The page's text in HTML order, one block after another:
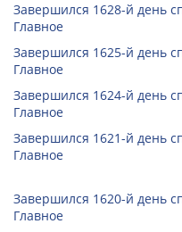
Завершился 1628-й день
Главное
Завершился 1625-й день
Главное
Завершился 1624-й день
Главное
Завершился 1621-й день
Главное
Завершился 1620-й день
Главное